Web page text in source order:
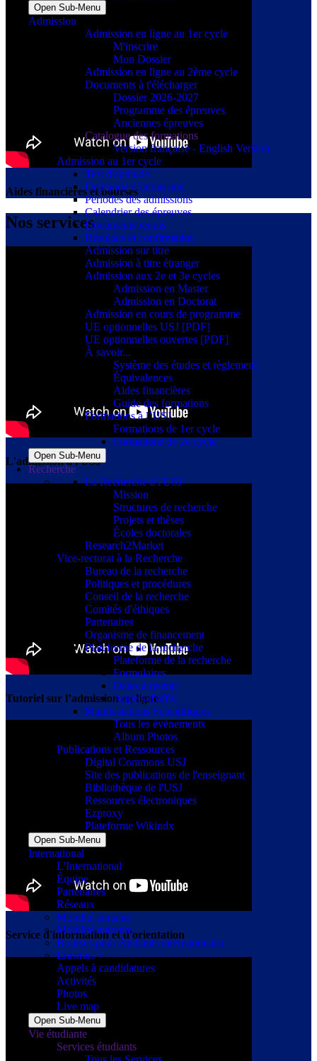
Open Sub-Menu
Admission
Admission en ligne au 1er cycle
M'inscrire
Mon Dossier
Admission en ligne au 2ème cycle
Documents à t'élécharger
Dossier 2026-2027
Programme des épreuves
Anciennes épreuves
Catalogue des formations
Version française - English Version
Admission au 1er cycle
Test d'aptitude
Demande d’admission
Périodes des admissions
Calendrier des épreuves
Documents requis
Résultats et confirmation
Admission sur titre
Admission à titre étranger
Admission aux 2e et 3e cycles
Admission en Master
Admission en Doctorat
Admission en cours de programme
UE optionnelles USJ [PDF]
UE optionnelles ouvertes [PDF]
À savoir...
Système des études et règlement
Équivalences
Aides financières
Guide des formations
Formations à l’USJ
Formations de 1er cycle
Formations de 2e cycle
Open Sub-Menu
Recherche
La Recherche à l'USJ
Mission
Structures de recherche
Projets et thèses
Écoles doctorales
Research2Market
Vice-rectorat à la Recherche
Bureau de la recherche
Politiques et procédures
Conseil de la recherche
Comités d'éthiques
Partenaires
Organisme de financement
Plateforme de la recherche
Plateforme de la recherche
Formulaires
Dates à retenir
Appels d'offre
Manifestations Scientifiques
Tous les événements
Album Photos
Publications et Ressources
Digital Commons USJ
Site des publications de l'enseignant
Bibliothèque de l'USJ
Ressources électroniques
Ezproxy
Plateforme Wikindx
Open Sub-Menu
International
L'International
Équipe
Partenaires
Réseaux
Mobilité sortante
Mobilité entrante
Bourses pour étudiants internationaux
Erasmus +
Appels à candidatures
Activités
Photos
Live map
Open Sub-Menu
Vie étudiante
Services étudiants
Aides financières et bourses
Nos services
L'admission à l'USJ
Tutoriel sur l’admission en ligne
Service d'information et d'orientation